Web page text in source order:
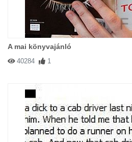
A mai könyvajánló
40284 1